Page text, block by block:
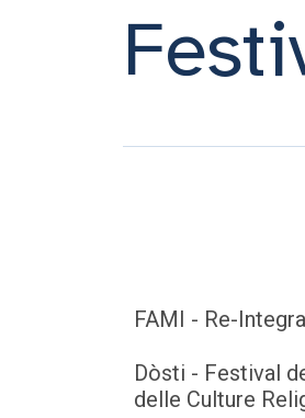
FAMI - Re-Integra
Dòsti - Festival
delle Culture